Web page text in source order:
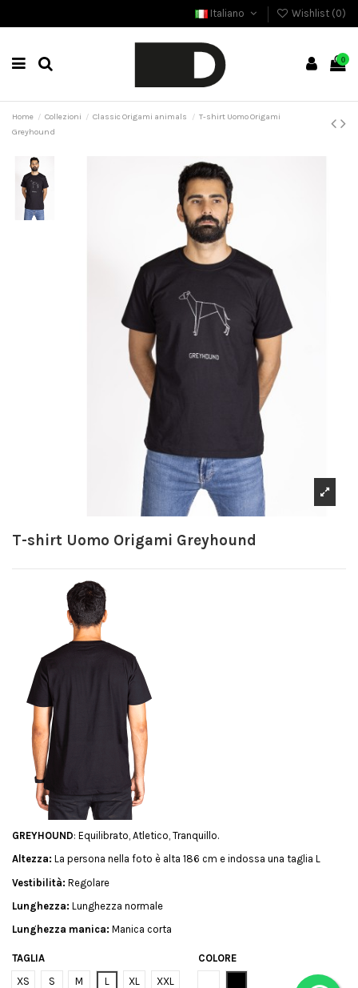
Italiano Wishlist (0)
0
Home Collezioni Classic Origami animals
T-shirt Uomo Origami
Greyhound
T-shirt Uomo Origami Greyhound
GREYHOUND: Equilibrato, Atletico, Tranquillo.
Altezza: La persona nella foto è alta 186 cm e indossa una taglia L
Vestibilità: Regolare
Lunghezza: Lunghezza normale
Lunghezza manica: Manica corta
TAGLIA
XS
S M L XL XXL
COLORE